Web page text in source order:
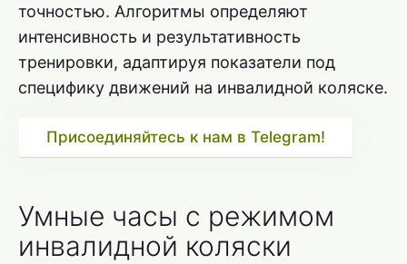
точностью. Алгоритмы определяют
интенсивность и результативность
тренировки, адаптируя показатели под
специфику движений на инвалидной коляске.
Присоединяйтесь к нам в Telegram!
Умные часы с режимом
инвалидной коляски